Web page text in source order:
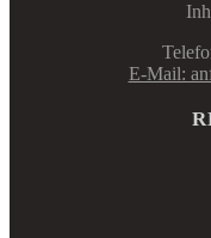
E-Mail: